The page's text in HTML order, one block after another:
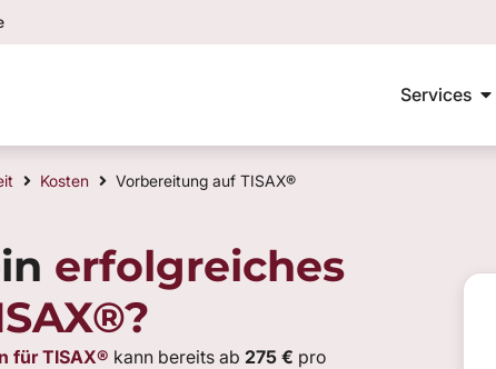
Services
Kosten Vorbereitung auf TISAX®
erfolgreiches
für TISAX® kann bereits ab 275 € pro